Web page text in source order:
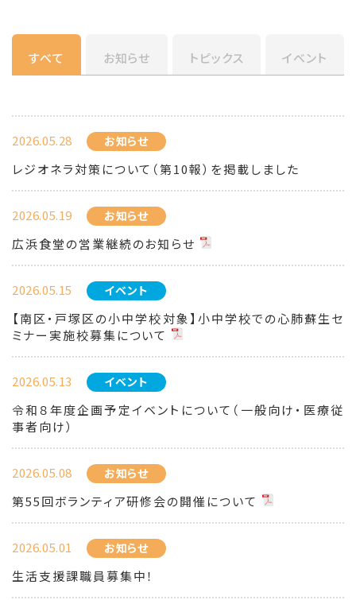
すべて お知らせ トピックス イベント
2026.05.28 お知らせ
レジオネラ対策について（第10報）を掲載しました
2026.05.19 お知らせ
広浜食堂の営業継続のお知らせ
2026.05.15 イベント
【南区・戸塚区の小中学校対象】小中学校での心肺蘇生セ
ミナー実施校募集について
2026.05.13 イベント
令和８年度企画予定イベントについて（一般向け・医療従
事者向け）
2026.05.08 お知らせ
第55回ボランティア研修会の開催について
2026.05.01 お知らせ
生活支援課職員募集中！